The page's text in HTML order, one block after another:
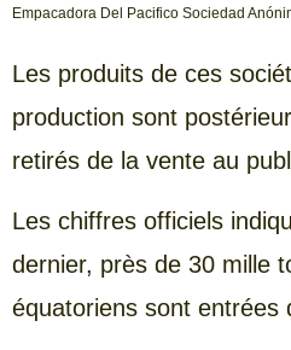
Empacadora Del Pacifico Sociedad
Les produits de ces
production sont
retirés de la vente au
Les chiffres officiels
dernier, près de 30 mille
équatoriens sont entrées